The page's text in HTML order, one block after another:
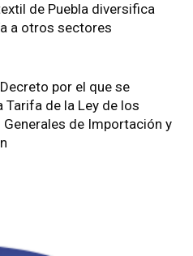
de Puebla diversifica
a otros sectores
por el que se
Tarifa de la Ley de los
de Importación y